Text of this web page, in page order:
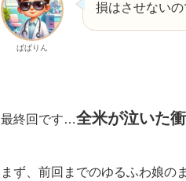
ぱぱりん
損はさせないの
最終回です…全米が泣いた
まず、前回までのゆるふわ娘の